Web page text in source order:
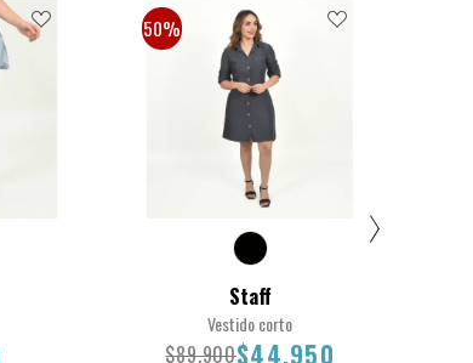
50%
Staff
Vestido corto
$89.900$44.950